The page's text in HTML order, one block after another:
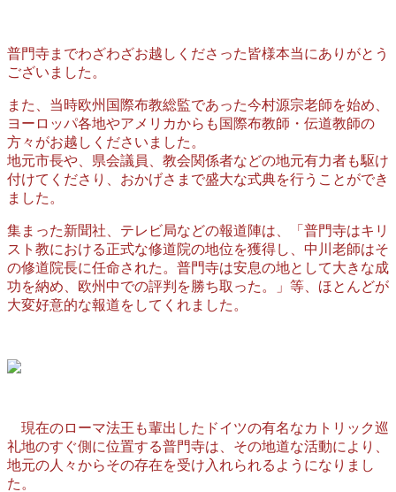
普門寺までわざわざお越しくださった皆様本当にありがとう
ございました。
また、当時欧州国際布教総監であった今村源宗老師を始め、
ヨーロッパ各地やアメリカからも国際布教師・伝道教師の
方々がお越しくださいました。
地元市長や、県会議員、教会関係者などの地元有力者も駆け
付けてくださり、おかげさまで盛大な式典を行うことができ
ました。
集まった新聞社、テレビ局などの報道陣は、「普門寺はキリ
スト教における正式な修道院の地位を獲得し、中川老師はそ
の修道院長に任命された。普門寺は安息の地として大きな成
功を納め、欧州中での評判を勝ち取った。」等、ほとんどが
大変好意的な報道をしてくれました。
現在のローマ法王も輩出したドイツの有名なカトリック巡
礼地のすぐ側に位置する普門寺は、その地道な活動により、
地元の人々からその存在を受け入れられるようになりまし
た。